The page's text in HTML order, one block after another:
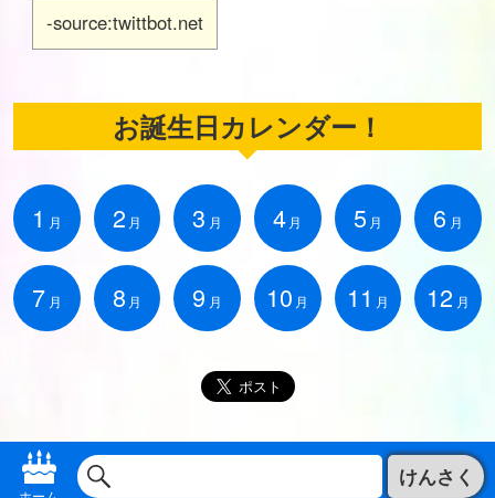
-source:twittbot.net
お誕生日カレンダー！
1 月 2 月 3 月 4 月 5 月 6 月
7 月 8 月 9 月 10 月 11 月 12 月
けんさく